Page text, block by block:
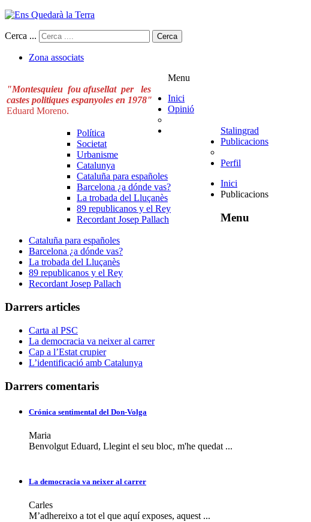
Cerca ... Cerca
Zona associats
"Montesquieu fou afusellat per les
castes politiques espanyoles en 1978"
Eduard Moreno.
Menu
Inici
Opinió
Política
Societat
Urbanisme
Catalunya
Stalingrad
Publicacions
Cataluña para españoles
Barcelona ¿a dónde vas?
La trobada del Lluçanès
89 republicanos y el Rey
Recordant Josep Pallach
Perfil
Inici
Publicacions
Menu
Cataluña para españoles
Barcelona ¿a dónde vas?
La trobada del Lluçanès
89 republicanos y el Rey
Recordant Josep Pallach
Darrers articles
Carta al PSC
La democracia va neixer al carrer
Cap a l’Estat crupier
L’identificació amb Catalunya
Darrers comentaris
Crónica sentimental del Don-Volga
Maria
Benvolgut Eduard, Llegint el seu bloc, m'he quedat ...
La democracia va neixer al carrer
Carles
M’adhereixo a tot el que aquí exposes, aquest ...